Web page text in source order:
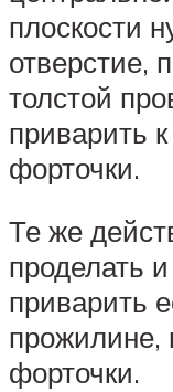
плоскости
отверстие,
толстой
приварить
форточки.
Те же
проделать
приварить
прожилине,
форточки.